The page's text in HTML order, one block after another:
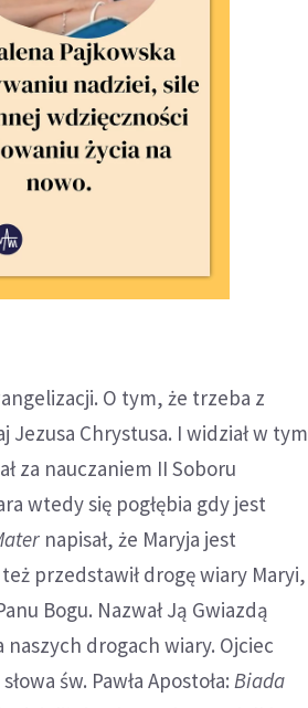
O tym, że trzeba z
Chrystusa. I widział w tym
za nauczaniem II Soboru
wtedy się pogłębia gdy jest
napisał, że Maryja jest
przedstawił drogę wiary Maryi,
Bogu. Nazwał Ją Gwiazdą
drogach wiary. Ojciec
św. Pawła Apostoła: Biada